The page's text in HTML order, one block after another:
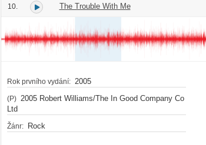
10. The Trouble With Me
Rok prvního vydání: 2005
(P)
2005 Robert Williams/The In Good Company Co
Ltd
Žánr: Rock